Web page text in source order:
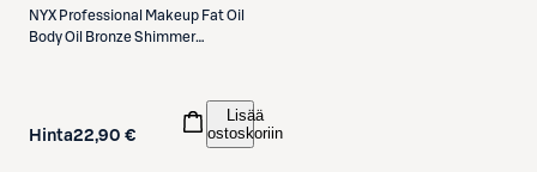
NYX Professional Makeup Fat Oil
Body Oil Bronze Shimmer
Hinta22,90 €
Lisää
ostoskoriin